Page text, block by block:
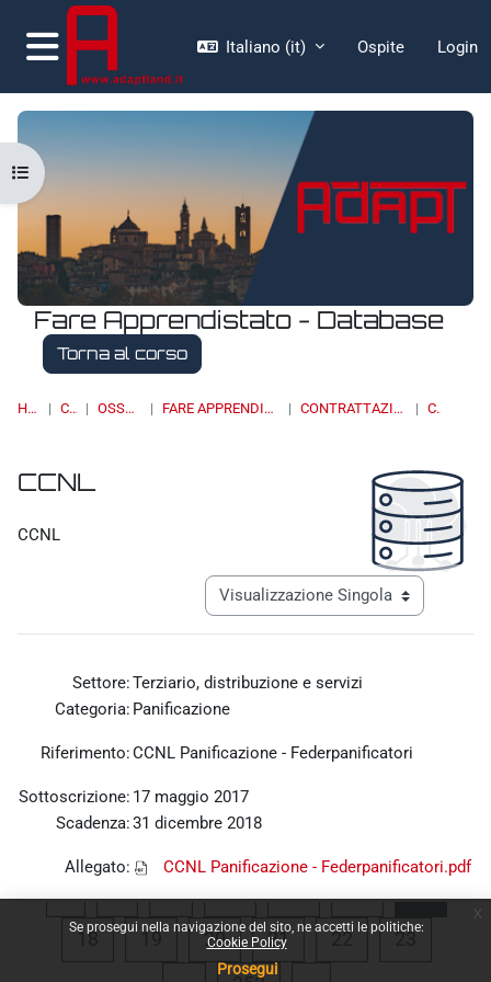
Vai al contenuto principale
Se prosegui nella navigazione del sito, ne accetti le politiche:
Cookie Policy
Prosegui
Pannello laterale
Italiano ‎(it)‎ Ospite Login
Fare Apprendistato - Database
Torna al corso
HOME CORSI OSSERVATORI FARE APPRENDISTATO - DATABASE CONTRATTAZIONE COLLETTIVA CCNL
Apri indice del corso
CCNL
CCNL
Navigazione terziaria modalità
Settore:Terziario, distribuzione e servizi
Categoria: Panificazione
Riferimento:CCNL Panificazione - Federpanificatori
Sottoscrizione: 17 maggio 2017
Scadenza:31 dicembre 2018
Allegato: CCNL Panificazione - Federpanificatori.pdf
« 1 … 14 15 16 17
18Pagina 18
19Pagina 19
20Pagina 20
21Pagina 21
22Pagina 22
23Pagina